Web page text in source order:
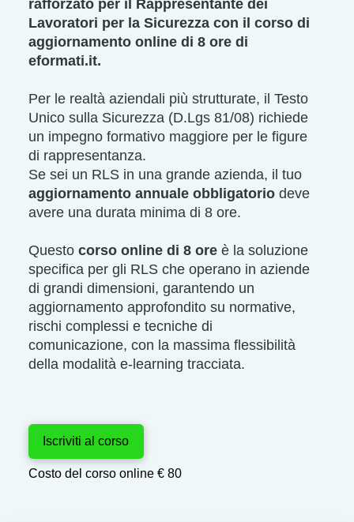
rafforzato per il Rappresentante dei
Lavoratori per la Sicurezza con il corso di
aggiornamento online di 8 ore di
eformati.it.
Per le realtà aziendali più strutturate, il Testo
Unico sulla Sicurezza (D.Lgs 81/08) richiede
un impegno formativo maggiore per le figure
di rappresentanza.
Se sei un RLS in una grande azienda, il tuo
aggiornamento annuale obbligatoriodeve
avere una durata minima di 8 ore.
Questo corso online di 8 oreè la soluzione
specifica per gli RLS che operano in aziende
di grandi dimensioni, garantendo un
aggiornamento approfondito su normative,
rischi complessi e tecniche di
comunicazione, con la massima flessibilità
della modalità e-learning tracciata.
Iscriviti al corso
Costo del corso online € 80